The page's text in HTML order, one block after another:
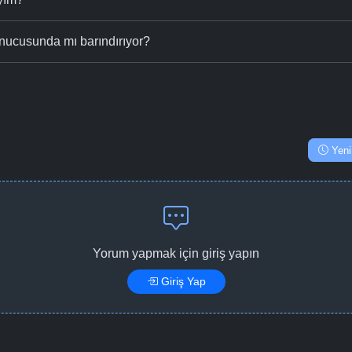
mı barındırıyor?
Yeni
Yorum yapmak için giriş yapın
Giriş Yap